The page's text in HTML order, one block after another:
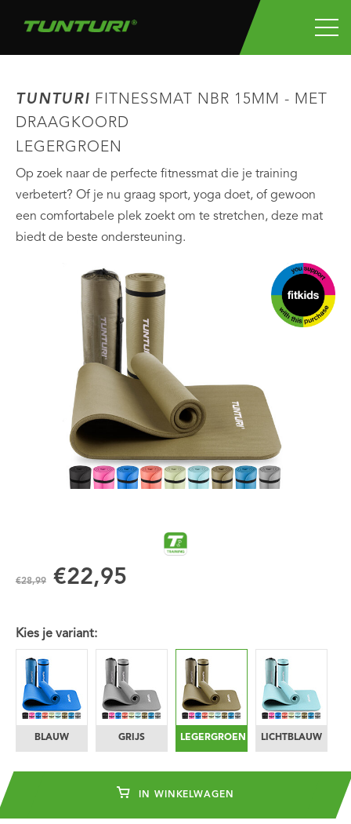
TUNTURI FITNESSMAT NBR 15MM - MET
DRAAGKOORD
LEGERGROEN
Op zoek naar de perfecte fitnessmat die je training
verbetert? Of je nu graag sport, yoga doet, of gewoon
een comfortabele plek zoekt om te stretchen, deze mat
biedt de beste ondersteuning.
€28,99 €22,95
Kies je variant:
BLAUW GRIJS LEGERGROEN LICHTBLAUW
IN WINKELWAGEN